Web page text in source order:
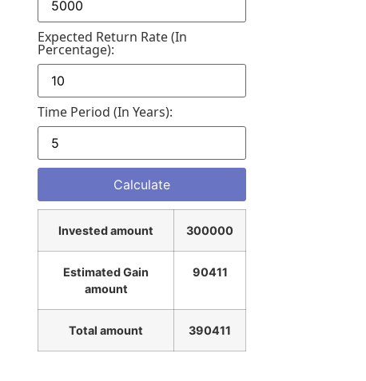
Expected Return Rate (in
Percentage):
Time Period (in Years):
Invested amount 300000
Estimated Gain
amount
90411
Total amount 390411